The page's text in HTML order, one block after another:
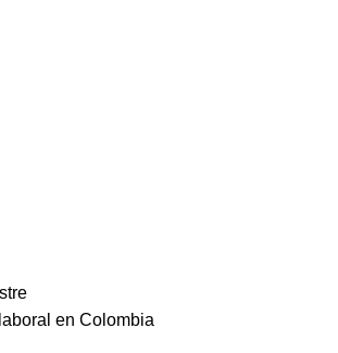
en Colombia